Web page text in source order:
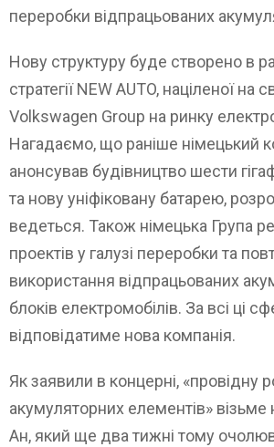
переробки відпрацьованих
Нову структуру буде створено в
стратегії NEW AUTO, націленої на
Volkswagen Group на ринку
Нагадаємо, що раніше німецький
анонсував будівництво шести
та нову уніфіковану батарею,
ведеться. Також німецька Група
проектів у галузі переробки та
використання відпрацьованих
блоків електромобілів. За всі ці
відповідатиме нова компанія.
Як заявили в концерні, «провідну
акумуляторних елементів»
Ан, який ще два тижні тому